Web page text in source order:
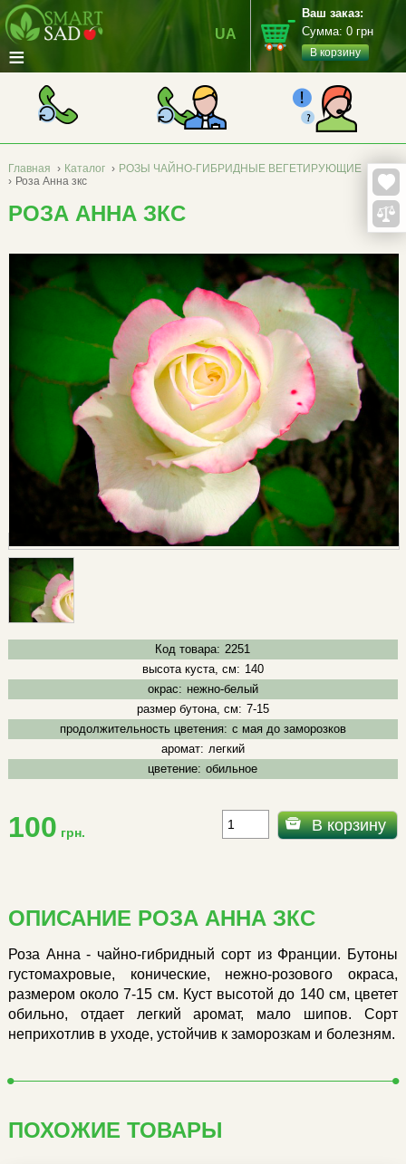
≡
UA
Ваш заказ:
Сумма: 0 грн
В корзину
Главная › Каталог › РОЗЫ ЧАЙНО-ГИБРИДНЫЕ ВЕГЕТИРУЮЩИЕ
› Роза Анна зкс
РОЗА АННА ЗКС
Код товара: 2251
высота куста, см: 140
окрас: нежно-белый
размер бутона, см: 7-15
продолжительность цветения: с мая до заморозков
аромат: легкий
цветение: обильное
100 грн. В корзину
ОПИСАНИЕ РОЗА АННА ЗКС
Роза Анна - чайно-гибридный сорт из Франции. Бутоны
густомахровые, конические, нежно-розового окраса,
размером около 7-15 см. Куст высотой до 140 см, цветет
обильно, отдает легкий аромат, мало шипов. Сорт
неприхотлив в уходе, устойчив к заморозкам и болезням.
ПОХОЖИЕ ТОВАРЫ